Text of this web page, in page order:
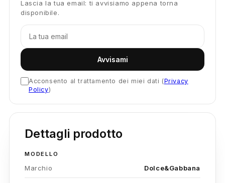
Lascia la tua email: ti avvisiamo appena torna
disponibile.
Avvisami
Acconsento al trattamento dei miei dati (Privacy
Policy)
Dettagli prodotto
MODELLO
Marchio Dolce&Gabbana